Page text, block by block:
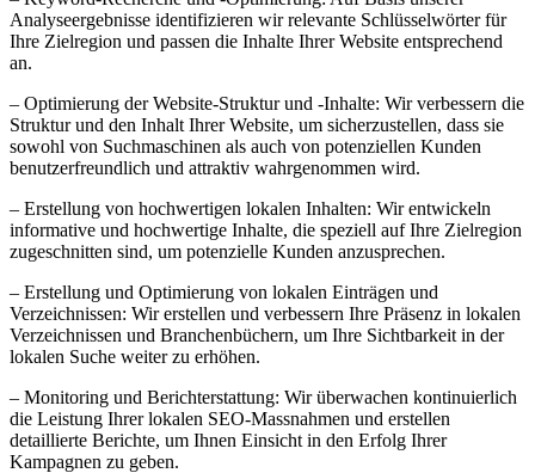
Analyseergebnisse identifizieren wir relevante Schlüsselwörter für
Ihre Zielregion und passen die Inhalte Ihrer Website entsprechend
an.
– Optimierung der Website-Struktur und -Inhalte: Wir verbessern die
Struktur und den Inhalt Ihrer Website, um sicherzustellen, dass sie
sowohl von Suchmaschinen als auch von potenziellen Kunden
benutzerfreundlich und attraktiv wahrgenommen wird.
– Erstellung von hochwertigen lokalen Inhalten: Wir entwickeln
informative und hochwertige Inhalte, die speziell auf Ihre Zielregion
zugeschnitten sind, um potenzielle Kunden anzusprechen.
– Erstellung und Optimierung von lokalen Einträgen und
Verzeichnissen: Wir erstellen und verbessern Ihre Präsenz in lokalen
Verzeichnissen und Branchenbüchern, um Ihre Sichtbarkeit in der
lokalen Suche weiter zu erhöhen.
– Monitoring und Berichterstattung: Wir überwachen kontinuierlich
die Leistung Ihrer lokalen SEO-Massnahmen und erstellen
detaillierte Berichte, um Ihnen Einsicht in den Erfolg Ihrer
Kampagnen zu geben.